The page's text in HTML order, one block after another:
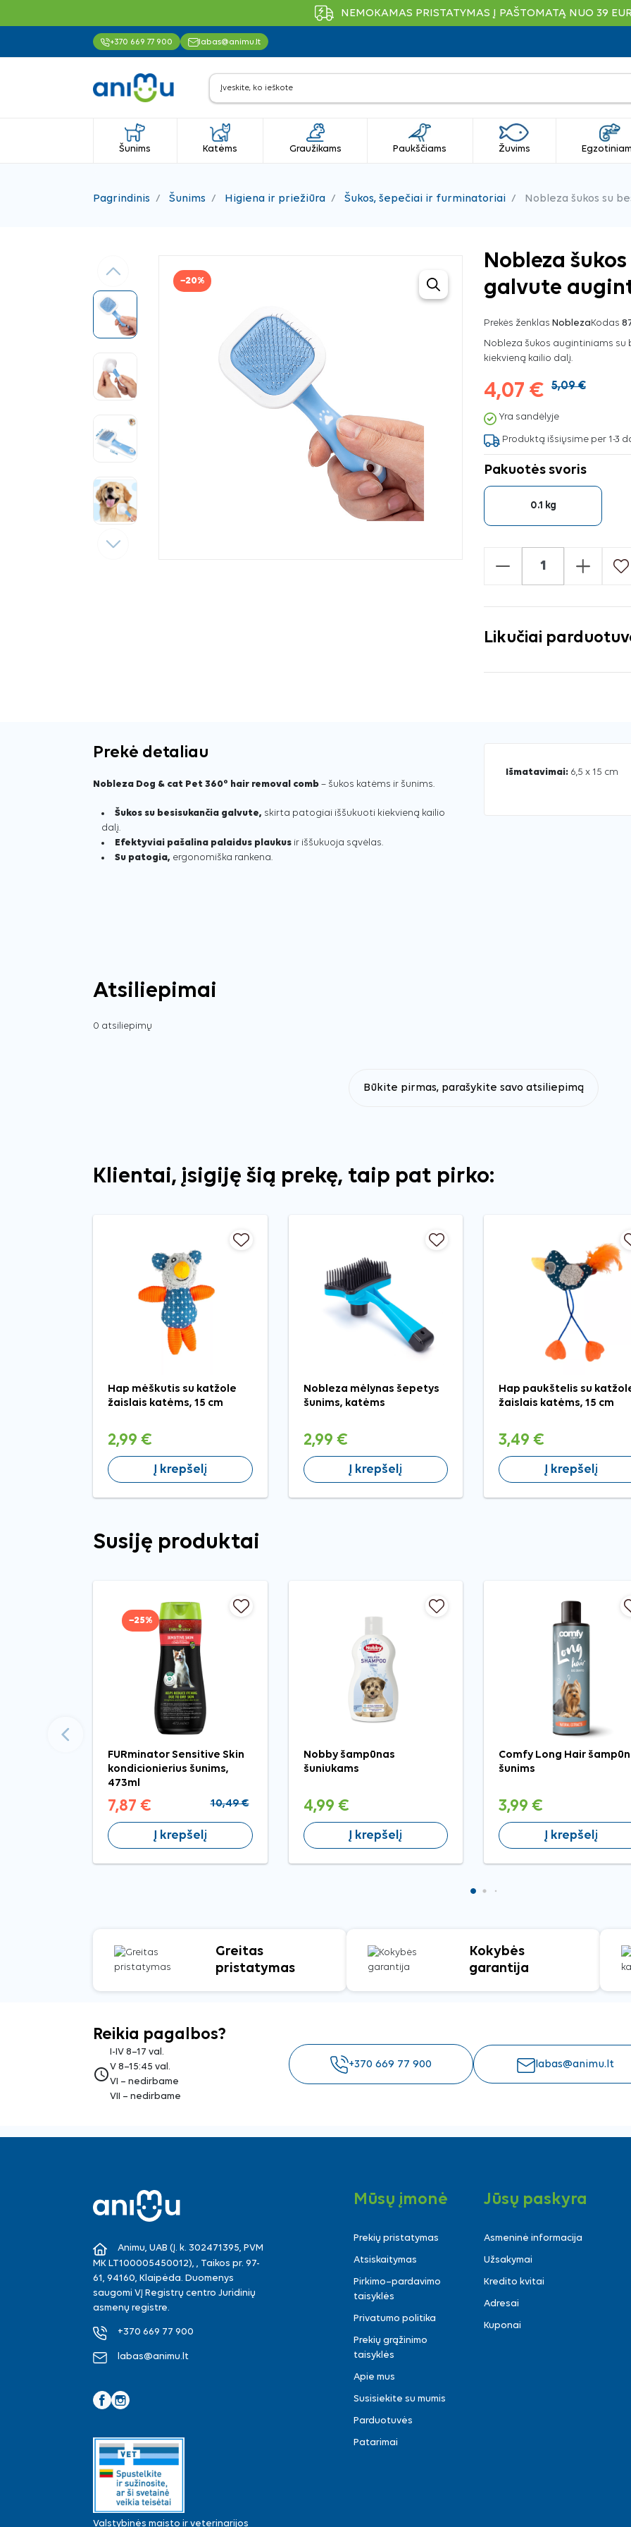
NEMOKAMAS PRISTATYMAS Į PAŠTOMATĄ NUO 39
+370 669 77 900 labas@animu.lt
Šunims Katėms Graužikams Paukščiams Žuvims
Pagrindinis Šunims Higiena ir priežiūra Šukos, šepečiai ir furminatoriai Nobleza šukos su
−20%
Ankstesnis
Tęsti
Nobleza
galvute
Prekės ženklas NoblezaKodas
Nobleza šukos augintiniams
kiekvieną kailio dalį.
4,07 € 5,09 €
Yra sandėlyje
Produktą išsiųsime per 1-3
Pakuotės svoris
0.1 kg
- +
Likučiai
Prekė detaliau
Nobleza Dog & cat Pet 360° hair removal comb – šukos katėms ir šunims.
Šukos su besisukančia galvute, skirta patogiai iššukuoti kiekvieną kailio
dalį.
Efektyviai pašalina palaidus plaukus ir iššukuoja sąvėlas.
Su patogia, ergonomiška rankena.
Išmatavimai: 6,5 x 15 cm
Atsiliepimai
0 atsiliepimų
Būkite pirmas, parašykite savo atsiliepimą
Klientai, įsigiję šią prekę, taip pat pirko:
Hap mėškutis su katžole
žaislais katėms, 15 cm
2,99 €
Į krepšelį
Nobleza mėlynas šepetys
šunims, katėms
2,99 €
Į krepšelį
Hap paukštelis su
žaislais katėms, 15 cm
3,49 €
Į krepšelį
Susiję produktai
−25%
FURminator Sensitive Skin
kondicionierius šunims,
473ml
7,87 € 10,49 €
Į krepšelį
Nobby šampūnas
šuniukams
4,99 €
Į krepšelį
Comfy Long Hair
šunims
3,99 €
Į krepšelį
Greitas
pristatymas
Kokybės
garantija
Reikia pagalbos?
access_time
I-IV 8–17 val.
V 8–15:45 val.
VI – nedirbame
VII – nedirbame
+370 669 77 900 labas@animu.lt
Animu, UAB (Į. k. 302471395, PVM
MK LT100005450012), , Taikos pr. 97-
61, 94160, Klaipėda. Duomenys
saugomi VĮ Registrų centro Juridinių
asmenų registre.
+370 669 77 900
labas@animu.lt
Valstybinės maisto ir veterinarijos
Mūsų įmonė
Prekių pristatymas
Atsiskaitymas
Pirkimo–pardavimo
taisyklės
Privatumo politika
Prekių grąžinimo
taisyklės
Apie mus
Susisiekite su mumis
Parduotuvės
Patarimai
Jūsų paskyra
Asmeninė informacija
Užsakymai
Kredito kvitai
Adresai
Kuponai